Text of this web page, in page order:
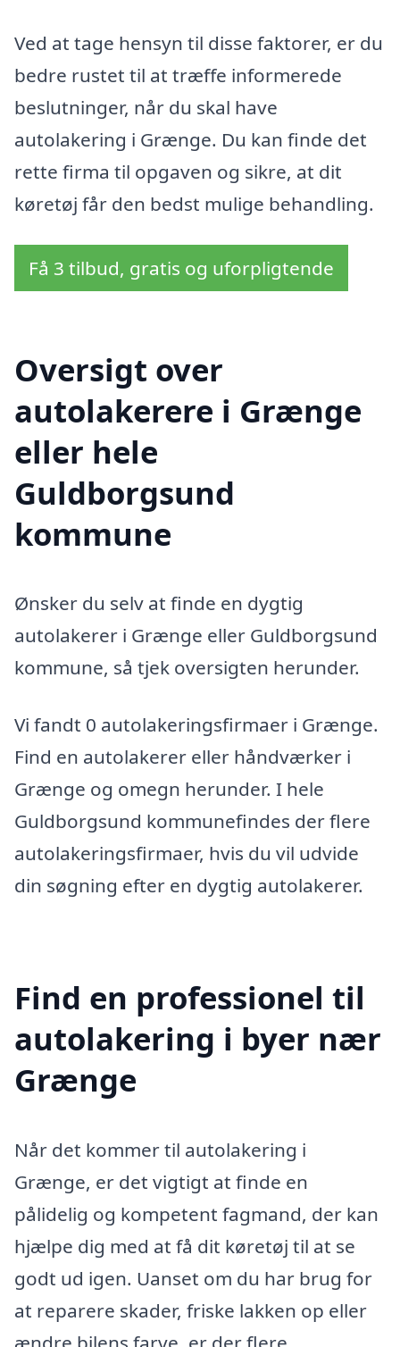
Ved at tage hensyn til disse faktorer, er du
bedre rustet til at træffe informerede
beslutninger, når du skal have
autolakering i Grænge. Du kan finde det
rette firma til opgaven og sikre, at dit
køretøj får den bedst mulige behandling.
Få 3 tilbud, gratis og uforpligtende
Oversigt over
autolakerere i Grænge
eller hele
Guldborgsund
kommune
Ønsker du selv at finde en dygtig
autolakerer i Grænge eller Guldborgsund
kommune, så tjek oversigten herunder.
Vi fandt 0 autolakeringsfirmaer i Grænge.
Find en autolakerer eller håndværker i
Grænge og omegn herunder. I hele
Guldborgsund kommunefindes der flere
autolakeringsfirmaer, hvis du vil udvide
din søgning efter en dygtig autolakerer.
Find en professionel til
autolakering i byer nær
Grænge
Når det kommer til autolakering i
Grænge, er det vigtigt at finde en
pålidelig og kompetent fagmand, der kan
hjælpe dig med at få dit køretøj til at se
godt ud igen. Uanset om du har brug for
at reparere skader, friske lakken op eller